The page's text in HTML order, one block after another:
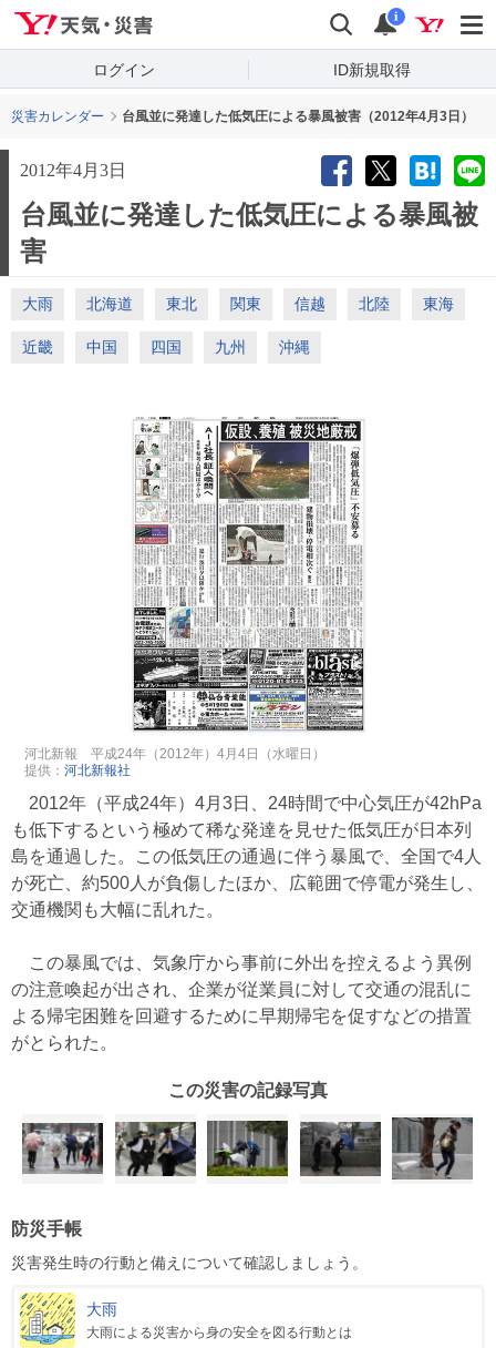
検索 通知
i
ログイン ID新規取得
災害カレンダー 台風並に発達した低気圧による暴風被害（2012年4月3日）
2012年4月3日
台風並に発達した低気圧による暴風被
害
大雨 北海道 東北 関東 信越 北陸 東海
近畿 中国 四国 九州 沖縄
河北新報 平成24年（2012年）4月4日（水曜日）
提供：河北新報社
2012年（平成24年）4月3日、24時間で中心気圧が42hPa
も低下するという極めて稀な発達を見せた低気圧が日本列
島を通過した。この低気圧の通過に伴う暴風で、全国で4人
が死亡、約500人が負傷したほか、広範囲で停電が発生し、
交通機関も大幅に乱れた。
この暴風では、気象庁から事前に外出を控えるよう異例
の注意喚起が出され、企業が従業員に対して交通の混乱に
よる帰宅困難を回避するために早期帰宅を促すなどの措置
がとられた。
この災害の記録写真
防災手帳
災害発生時の行動と備えについて確認しましょう。
大雨
大雨による災害から身の安全を図る行動とは